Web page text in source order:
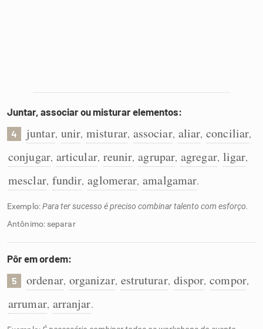
Juntar, associar ou misturar elementos:
4 juntar, unir, misturar, associar, aliar, conciliar,
conjugar, articular, reunir, agrupar, agregar, ligar,
mesclar, fundir, aglomerar, amalgamar.
Exemplo:Para ter sucesso é preciso combinar talento com esforço.
Antônimo: separar
Pôr em ordem:
5 ordenar, organizar, estruturar, dispor, compor,
arrumar, arranjar.